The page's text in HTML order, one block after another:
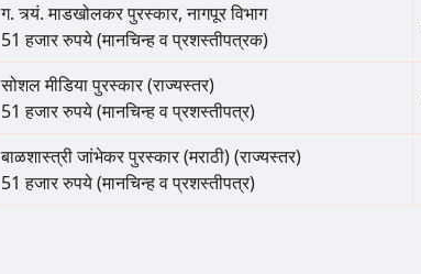
ग. त्र्यं. माडखोलकर पुरस्कार, नागपूर विभाग
51 हजार रुपये (मानचिन्ह व प्रशस्तीपत्रक)
सोशल मीडिया पुरस्कार (राज्यस्तर)
51 हजार रुपये (मानचिन्ह व प्रशस्तीपत्र)
बाळशास्त्री जांभेकर पुरस्कार (मराठी) (राज्यस्तर)
51 हजार रुपये (मानचिन्ह व प्रशस्तीपत्र)